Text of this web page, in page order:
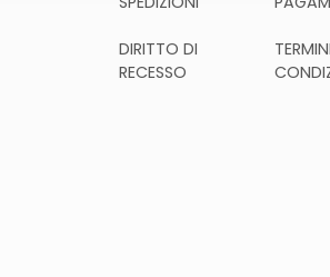
DIRITTO DI
RECESSO